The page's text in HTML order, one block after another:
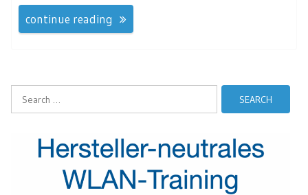
continue reading